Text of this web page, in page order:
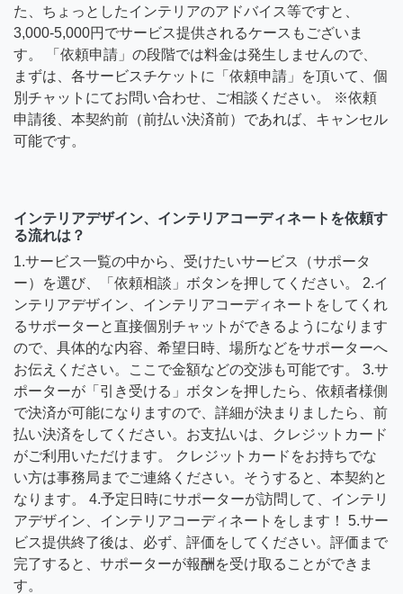
た、ちょっとしたインテリアのアドバイス等ですと、
3,000-5,000円でサービス提供されるケースもございま
す。 「依頼申請」の段階では料金は発生しませんので、
まずは、各サービスチケットに「依頼申請」を頂いて、個
別チャットにてお問い合わせ、ご相談ください。 ※依頼
申請後、本契約前（前払い決済前）であれば、キャンセル
可能です。
インテリアデザイン、インテリアコーディネートを依頼す
る流れは？
1.サービス一覧の中から、受けたいサービス（サポータ
ー）を選び、「依頼相談」ボタンを押してください。 2.イ
ンテリアデザイン、インテリアコーディネートをしてくれ
るサポーターと直接個別チャットができるようになります
ので、具体的な内容、希望日時、場所などをサポーターへ
お伝えください。ここで金額などの交渉も可能です。 3.サ
ポーターが「引き受ける」ボタンを押したら、依頼者様側
で決済が可能になりますので、詳細が決まりましたら、前
払い決済をしてください。お支払いは、クレジットカード
がご利用いただけます。 クレジットカードをお持ちでな
い方は事務局までご連絡ください。そうすると、本契約と
なります。 4.予定日時にサポーターが訪問して、インテリ
アデザイン、インテリアコーディネートをします！ 5.サー
ビス提供終了後は、必ず、評価をしてください。評価まで
完了すると、サポーターが報酬を受け取ることができま
す。